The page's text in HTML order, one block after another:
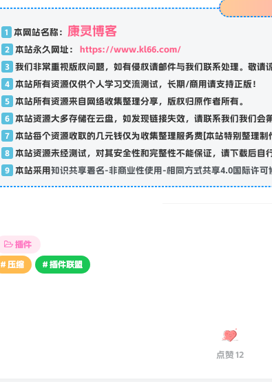
1 本网站名称： 康灵博客
2 本站永久网址： https://www.kl66.com/
3 我们非常重视版权问题，如有侵权请邮件与我们联系处理。敬请
4 本站所有资源仅供个人学习交流测试，长期/商用请支持正版！
5 本站所有资源来自网络收集整理分享，版权归原作者所有。
6 本站资源大多存储在云盘，如发现链接失效，请联系我们我们会
7 本站每个资源收取的几元钱仅为收集整理服务费[本站特别整理制
8 本站资源未经测试，对其安全性和完整性不能保证，请下载后自
9 本站采用 知识共享署名-非商业性使用-相同方式共享4.0国际许可
插件
# 压缩
# 插件联盟
点赞 12